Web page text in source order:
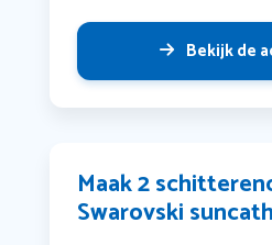
Bekijk de
Maak 2
Swarovski